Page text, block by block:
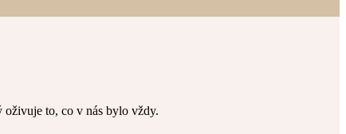
oživuje to, co v nás bylo vždy.